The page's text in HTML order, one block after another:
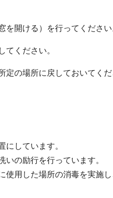
を開ける）を行ってください
てください。
定の場所に戻しておいてくだ
にしています。
いの励行を行っています。
使用した場所の消毒を実施